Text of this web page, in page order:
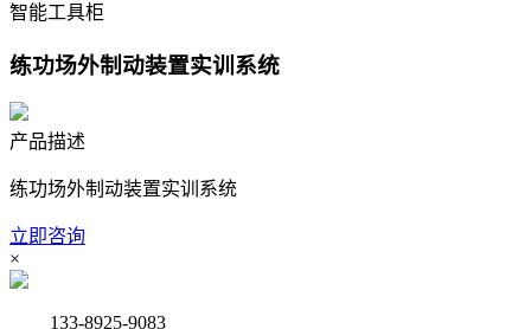
智能工具柜
练功场外制动装置实训系统
产品描述
练功场外制动装置实训系统
立即咨询
×
133-8925-9083